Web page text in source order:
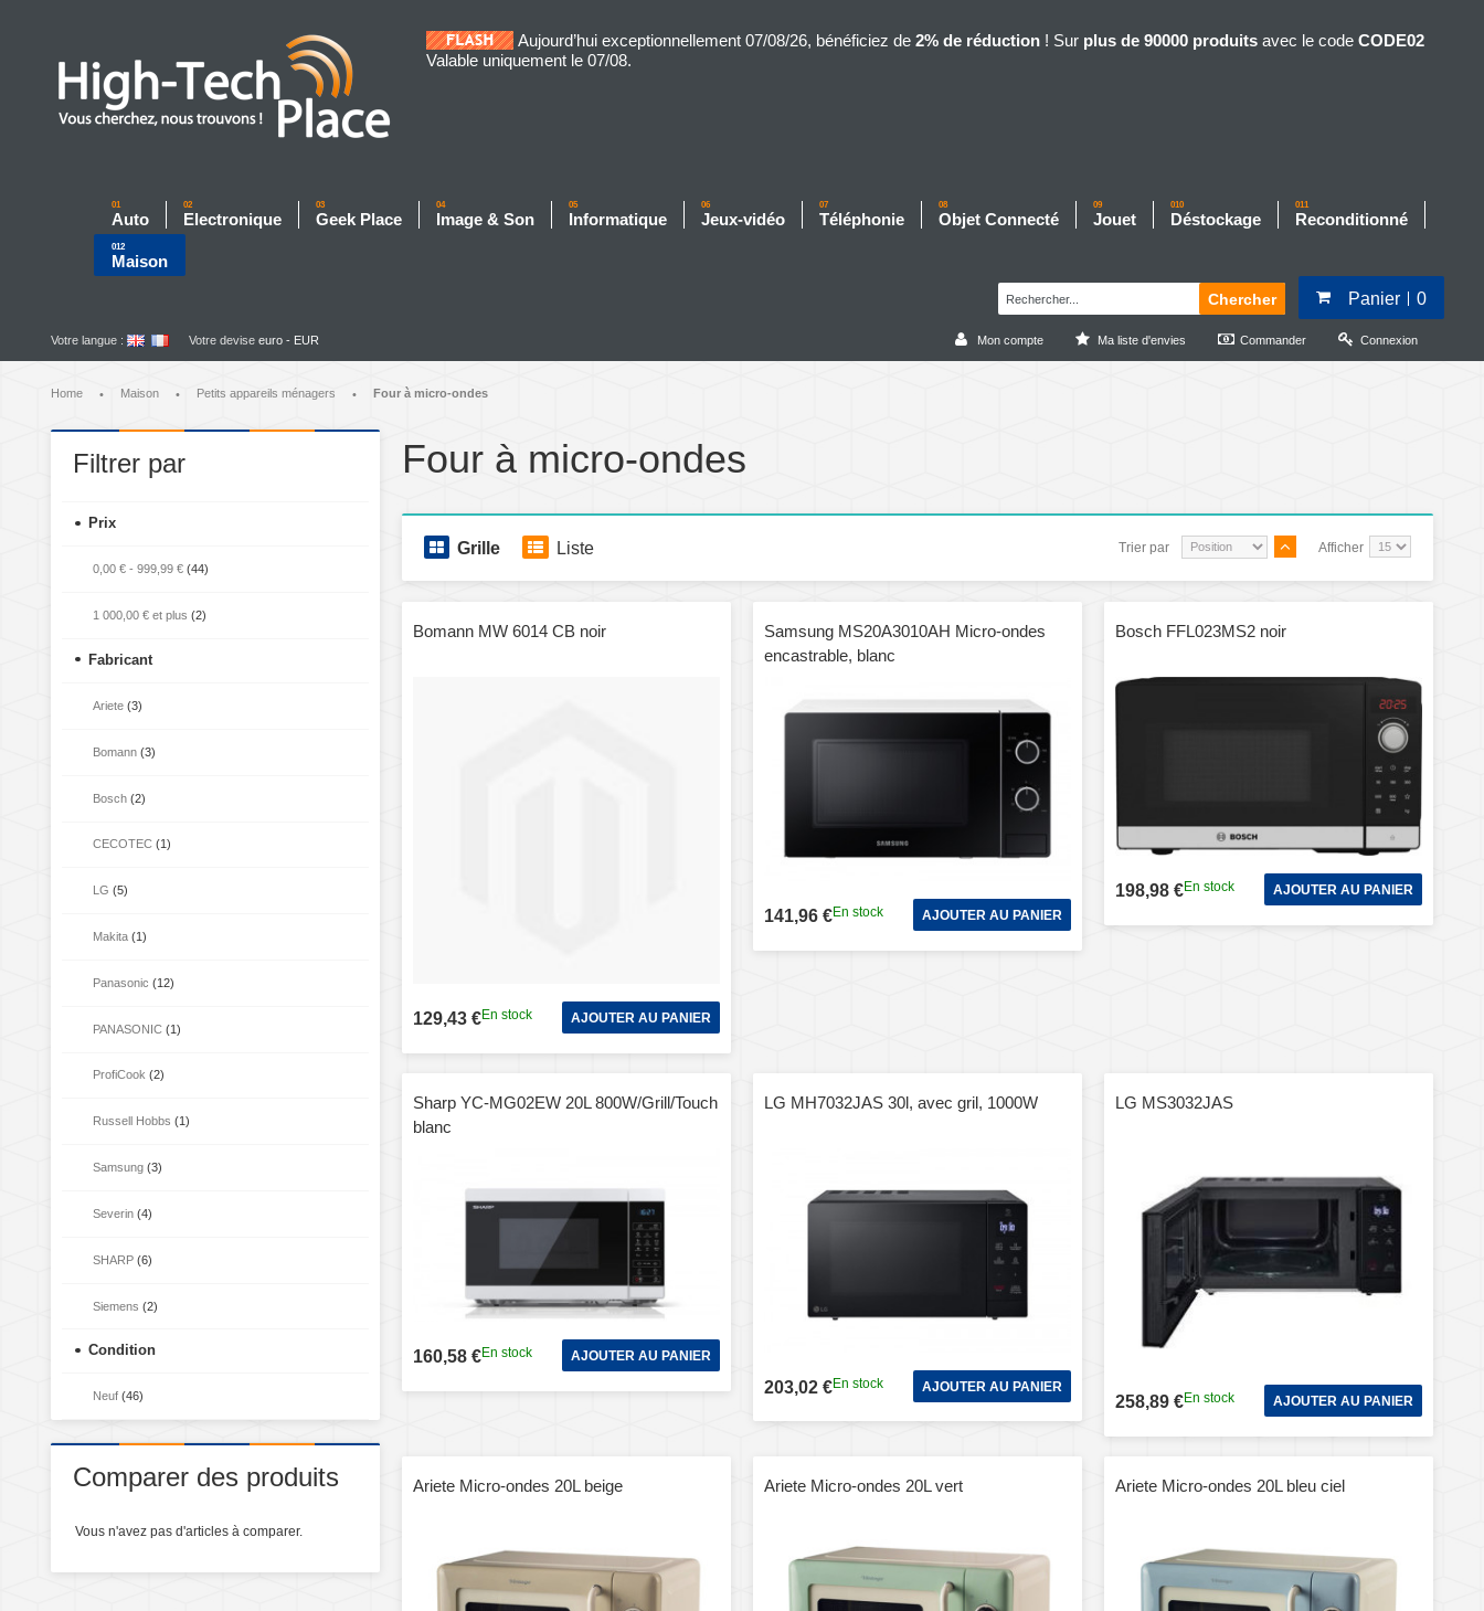
Aujourd’hui exceptionnellement 07/08/26, bénéficiez de 2% de réduction ! Sur plus de 90000 produits avec le code CODE02
Valable uniquement le 07/08.
01
Auto
02
Electronique
03
Geek Place
04
Image & Son
05
Informatique
06
Jeux-vidéo
07
Téléphonie
08
Objet Connecté
09
Jouet
010
Déstockage
011
Reconditionné
012
Maison
Panier
0
Chercher
Mon compte Ma liste d'envies Commander Connexion
Votre langue : Votre devise euro - EUR
Home • Maison • Petits appareils ménagers • Four à micro-ondes
Four à micro-ondes
Grille Liste Afficher
Trier par
Bomann MW 6014 CB noir
129,43 €En stock AJOUTER AU PANIER
Samsung MS20A3010AH Micro-ondes
encastrable, blanc
141,96 €En stock AJOUTER AU PANIER
Bosch FFL023MS2 noir
198,98 €En stock AJOUTER AU PANIER
Sharp YC-MG02EW 20L 800W/Grill/Touch
blanc
160,58 €En stock AJOUTER AU PANIER
LG MH7032JAS 30l, avec gril, 1000W
203,02 €En stock AJOUTER AU PANIER
LG MS3032JAS
258,89 €En stock AJOUTER AU PANIER
Ariete Micro-ondes 20L beige Ariete Micro-ondes 20L vert Ariete Micro-ondes 20L bleu ciel
Filtrer par
Prix
0,00 € - 999,99 € (44)
1 000,00 € et plus (2)
Fabricant
Ariete (3)
Bomann (3)
Bosch (2)
CECOTEC (1)
LG (5)
Makita (1)
Panasonic (12)
PANASONIC (1)
ProfiCook (2)
Russell Hobbs (1)
Samsung (3)
Severin (4)
SHARP (6)
Siemens (2)
Condition
Neuf (46)
Comparer des produits
Vous n'avez pas d'articles à comparer.